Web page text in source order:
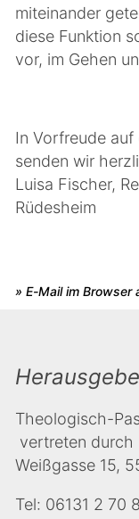
miteinander
diese Funktion
vor, im Gehen
In Vorfreude auf
senden wir
Luisa Fischer,
Rüdesheim
» E-Mail im Browser
Theologisch-
vertreten durch
Weißgasse 15,
Tel: 06131 2 70